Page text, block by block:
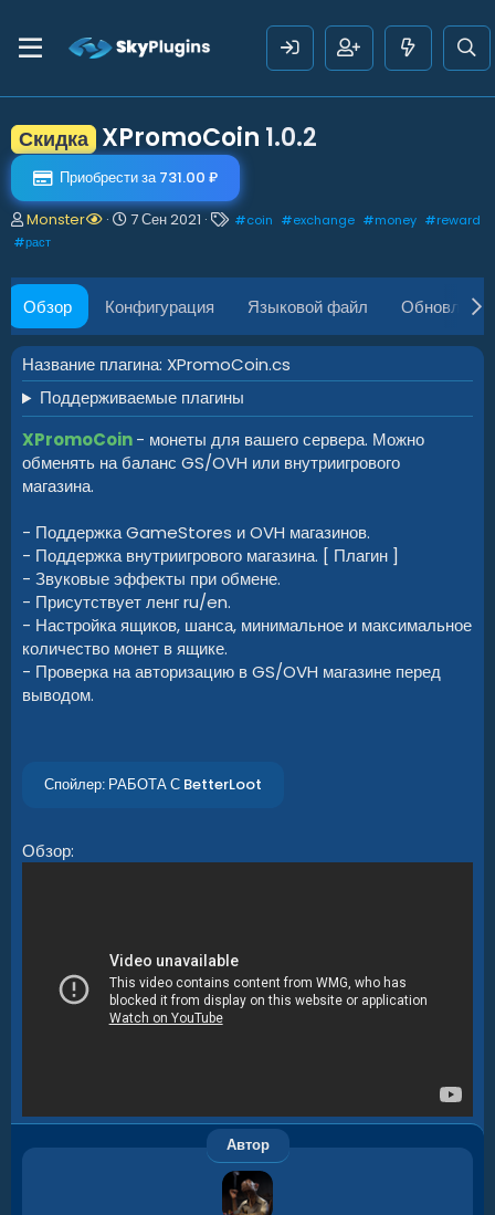
Скидка XPromoCoin 1.0.2
Приобрести за 731.00 ₽
А
в
о
р
Monster
Д
а
о
з
д
а
н
и
я
7 Сен 2021
Т
и
#coin #exchange #money #reward
#раст
Обзор Конфигурация Языковой файл
Название плагина: XPromoCoin.cs
Поддерживаемые плагины
XPromoCoin- монеты для вашего сервера. Можно
обменять на баланс GS/OVH или внутриигрового
магазина.
- Поддержка GameStores и OVH магазинов.
- Поддержка внутриигрового магазина. [ Плагин ]
- Звуковые эффекты при обмене.
- Присутствует ленг ru/en.
- Настройка ящиков, шанса, минимальное и максимальное
количество монет в ящике.
- Проверка на авторизацию в GS/OVH магазине перед
выводом.
Спойлер: РАБОТА С BetterLoot
Обзор:
Автор